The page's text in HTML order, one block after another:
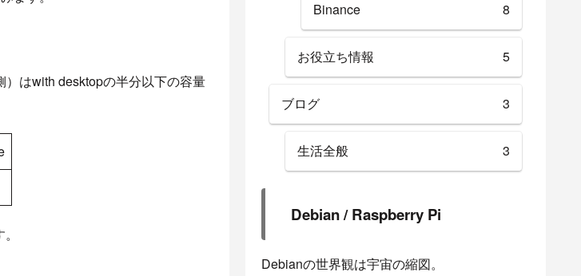
はwith desktopの半分以下の容量
Binance 8
お役立ち情報 5
ブログ 3
生活全般 3
Debian / Raspberry Pi
Debianの世界観は宇宙の縮図。